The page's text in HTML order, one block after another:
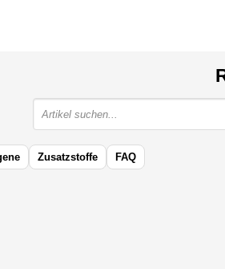
Zusatzstoffe FAQ